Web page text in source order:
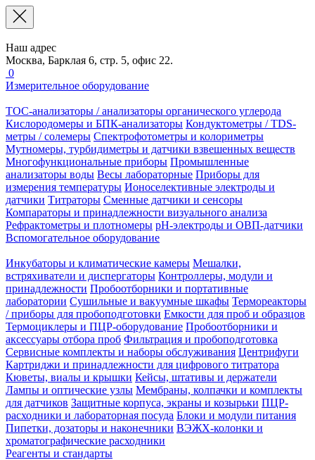
Наш адрес
Москва, Барклая 6, стр. 5, офис 22.
0
Измерительное оборудование
TOC-анализаторы / анализаторы органического углерода
Кислородомеры и БПК-анализаторы Кондуктометры / TDS-
метры / солемеры Спектрофотометры и колориметры
Мутномеры, турбидиметры и датчики взвешенных веществ
Многофункциональные приборы Промышленные
анализаторы воды Весы лабораторные Приборы для
измерения температуры Ионоселективные электроды и
датчики Титраторы Сменные датчики и сенсоры
Компараторы и принадлежности визуального анализа
Рефрактометры и плотномеры pH-электроды и ОВП-датчики
Вспомогательное оборудование
Инкубаторы и климатические камеры Мешалки,
встряхиватели и диспергаторы Контроллеры, модули и
принадлежности Пробоотборники и портативные
лаборатории Сушильные и вакуумные шкафы Термореакторы
/ приборы для пробоподготовки Емкости для проб и образцов
Термоциклеры и ПЦР-оборудование Пробоотборники и
аксессуары отбора проб Фильтрация и пробоподготовка
Сервисные комплекты и наборы обслуживания Центрифуги
Картриджи и принадлежности для цифрового титратора
Кюветы, виалы и крышки Кейсы, штативы и держатели
Лампы и оптические узлы Мембраны, колпачки и комплекты
для датчиков Защитные корпуса, экраны и козырьки ПЦР-
расходники и лабораторная посуда Блоки и модули питания
Пипетки, дозаторы и наконечники ВЭЖХ-колонки и
хроматографические расходники
Реагенты и стандарты